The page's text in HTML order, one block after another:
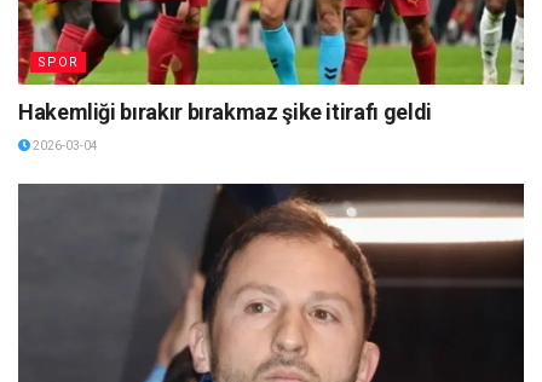
SPOR
Hakemliği bırakır bırakmaz şike itirafı geldi
2026-03-04